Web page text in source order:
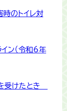
時のトイレ対
ン（令和6年
受けたとき